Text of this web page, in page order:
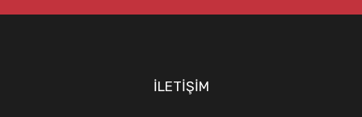
İLETİŞİM